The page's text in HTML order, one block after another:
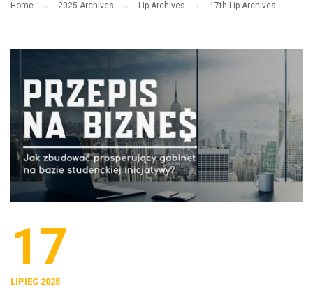
Home 2025 Archives Lip Archives 17th Lip Archives
17
LIPIEC 2025